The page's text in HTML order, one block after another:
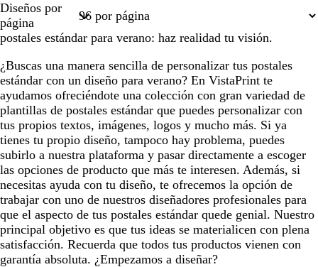
1
Diseños por
página
postales estándar para verano: haz realidad tu visión.
¿Buscas una manera sencilla de personalizar tus postales
estándar con un diseño para verano? En VistaPrint te
ayudamos ofreciéndote una colección con gran variedad de
plantillas de postales estándar que puedes personalizar con
tus propios textos, imágenes, logos y mucho más. Si ya
tienes tu propio diseño, tampoco hay problema, puedes
subirlo a nuestra plataforma y pasar directamente a escoger
las opciones de producto que más te interesen. Además, si
necesitas ayuda con tu diseño, te ofrecemos la opción de
trabajar con uno de nuestros diseñadores profesionales para
que el aspecto de tus postales estándar quede genial. Nuestro
principal objetivo es que tus ideas se materialicen con plena
satisfacción. Recuerda que todos tus productos vienen con
garantía absoluta. ¿Empezamos a diseñar?